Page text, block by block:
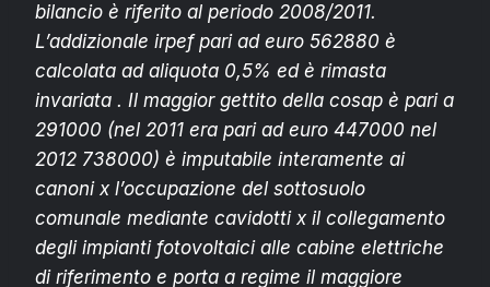
bilancio è riferito al periodo 2008/2011.
L’addizionale irpef pari ad euro 562880 è
calcolata ad aliquota 0,5% ed è rimasta
invariata . Il maggior gettito della cosap è pari a
291000 (nel 2011 era pari ad euro 447000 nel
2012 738000) è imputabile interamente ai
canoni x l’occupazione del sottosuolo
comunale mediante cavidotti x il collegamento
degli impianti fotovoltaici alle cabine elettriche
di riferimento e porta a regime il maggiore